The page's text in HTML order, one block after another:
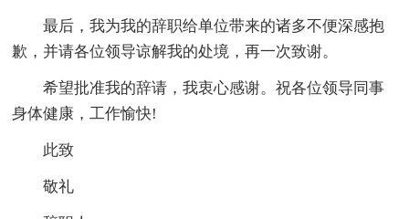
最后，我为我的辞职给单位带来的诸多不便深感抱
歉，并请各位领导谅解我的处境，再一次致谢。
希望批准我的辞请，我衷心感谢。祝各位领导同事
身体健康，工作愉快!
此致
敬礼